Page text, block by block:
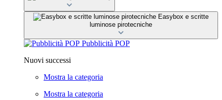
Easybox e scritte
luminose pirotecniche
Pubblicità POP
Nuovi successi
Mostra la categoria
Mostra la categoria